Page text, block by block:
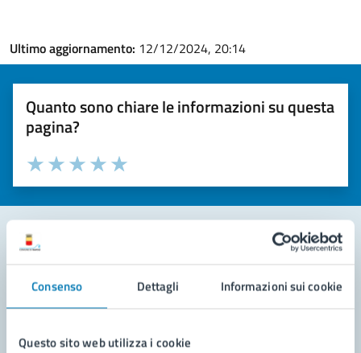
Consenso Dettagli Informazioni sui cookie
Questo sito web utilizza i cookie
Ultimo aggiornamento: 12/12/2024, 20:14
Quanto sono chiare le informazioni su questa
pagina?
Valuta la chiarezza delle informazioni (da 1 a 5 stelle)
Seleziona il numero di stelle per valutare la chiarezza delle
Valuta 5 stelle su 5
Valuta 4 stelle su 5
Valuta 3 stelle su 5
Valuta 2 stelle su 5
Valuta 1 stelle su 5
Leggi le domande frequenti
Richiedi assistenza